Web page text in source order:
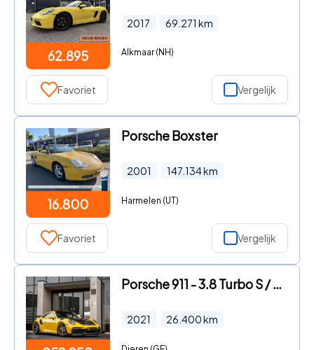
62.895
2017 69.271 km
Alkmaar (NH)
Favoriet Vergelijk
16.800
Porsche Boxster
2001 147.134km
Harmelen (UT)
Favoriet Vergelijk
Porsche 911 - 3.8 Turbo S / 1100HP / Carbon / Lightweight / Pano / Titaniu
2021 26.400km